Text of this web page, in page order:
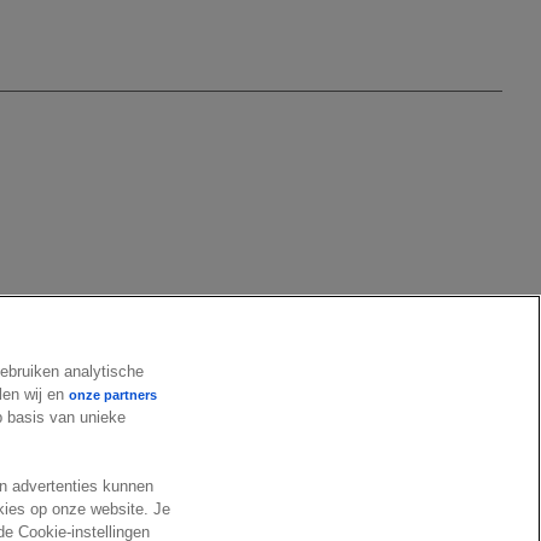
analytische
wij enonze partners
basis van unieke
advertenties kunnen
op onze website. Je
Cookie-instellingen